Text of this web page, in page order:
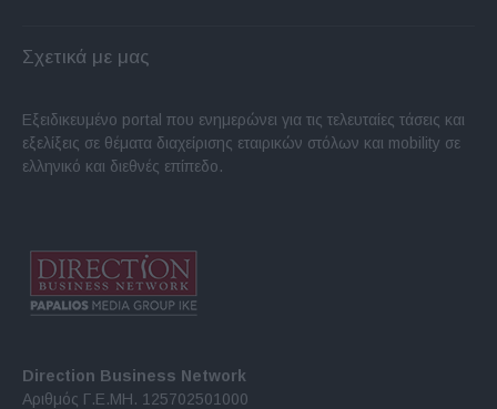
Σχετικά με μας
Εξειδικευμένο portal που ενημερώνει για τις τελευταίες τάσεις και
εξελίξεις σε θέματα διαχείρισης εταιρικών στόλων και mobility σε
ελληνικό και διεθνές επίπεδο.
Direction Business Network
Αριθμός Γ.Ε.ΜΗ. 125702501000